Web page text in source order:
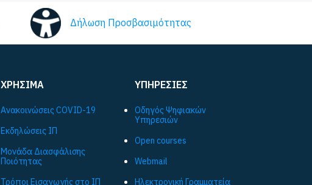
Δήλωση Προσβασιμότητας
ΧΡΗΣΙΜΑ
Ανακοινώσεις COVID-19
Εκδηλώσεις ΙΠ
Μονάδα Διασφάλισης
Ποιότητας
Τρόποι Εισαγωγής στο ΙΠ
ΥΠΗΡΕΣΙΕΣ
Οδηγός Ψηφιακών
Υπηρεσιών
Open courses
Webmail
Ηλεκτρονική Γραμματεία